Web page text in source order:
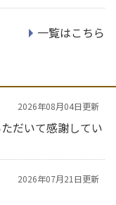
一覧はこちら
2026年08月04日更新
だいて感謝してい
2026年07月21日更新